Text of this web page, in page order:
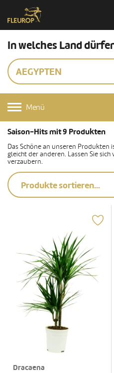
In welches Land
AEGYPTEN
Menü
Saison-Hits mit 9 Produkten
Das Schöne an unseren Produkten
gleicht der anderen. Lassen Sie sich
verzaubern.
Produkte sortieren...
Dracaena